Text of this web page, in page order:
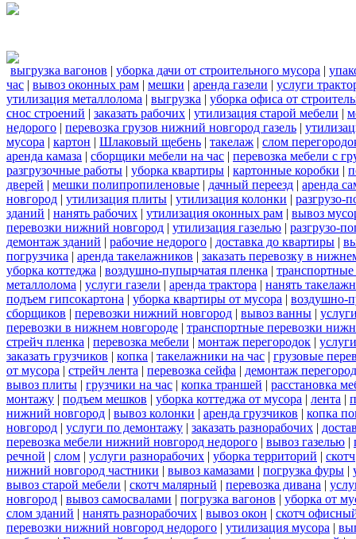
выгрузка вагонов | уборка дачи от строительного мусора |
час | вывоз оконных рам | мешки | аренда газели | услуги
утилизация металлолома | выгрузка | уборка офиса от
снос строений | заказать рабочих | утилизация старой мебели |
недорого | перевозка грузов нижний новгород газель |
мусора | картон | Шлаковый щебень | такелаж | слом
аренда камаза | сборщики мебели на час | перевозка мебели с
разгрузочные работы | уборка квартиры | картонные коробки |
дверей | мешки полипропиленовые | дачный переезд | аренда
новгород | утилизация плиты | утилизация колонки | разгрузо-
зданий | нанять рабочих | утилизация оконных рам | вывоз
перевозки нижний новгород | утилизация газелью | разгрузо-
демонтаж зданий | рабочие недорого | доставка до квартиры |
погрузчика | аренда такелажников | заказать перевозку в
уборка коттеджа | воздушно-пупырчатая пленка | транспортные
металлолома | услуги газели | аренда трактора | нанять
подъем гипсокартона | уборка квартиры от мусора | воздушно-
сборщиков | перевозки нижний новгород | вывоз ванны |
перевозки в нижнем новгороде | транспортные перевозки
стрейч пленка | перевозка мебели | монтаж перегородок |
заказать грузчиков | копка | такелажники на час | грузовые
от мусора | стрейч лента | перевозка сейфа | демонтаж
вывоз плиты | грузчики на час | копка траншей | расстановка
монтажу | подъем мешков | уборка коттеджа от мусора | лента |
нижний новгород | вывоз колонки | аренда грузчиков | копка
новгород | услуги по демонтажу | заказать разнорабочих |
перевозка мебели нижний новгород недорого | вывоз газелью |
речной | слом | услуги разнорабочих | уборка территорий | скотч
нижний новгород частники | вывоз камазами | погрузка фуры |
вывоз старой мебели | скотч малярный | перевозка дивана |
новгород | вывоз самосвалами | погрузка вагонов | уборка от
слом зданий | нанять разнорабочих | вывоз окон | скотч
перевозки нижний новгород недорого | утилизация мусора |